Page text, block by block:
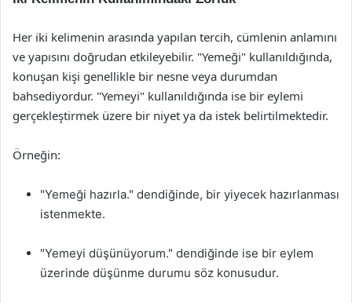
Her iki kelimenin arasında yapılan tercih, cümlenin anlamını
ve yapısını doğrudan etkileyebilir. "Yemeği" kullanıldığında,
konuşan kişi genellikle bir nesne veya durumdan
bahsediyordur. "Yemeyi" kullanıldığında ise bir eylemi
gerçekleştirmek üzere bir niyet ya da istek belirtilmektedir.
Örneğin:
"Yemeği hazırla." dendiğinde, bir yiyecek hazırlanması
istenmekte.
"Yemeyi düşünüyorum." dendiğinde ise bir eylem
üzerinde düşünme durumu söz konusudur.